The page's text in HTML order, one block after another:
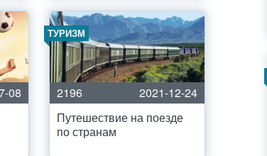
08
ТУРИЗМ
2196
2021-12-24
Путешествие на поезде
по странам